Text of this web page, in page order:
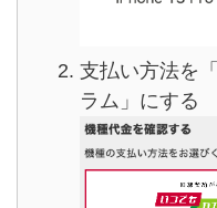
支払い方法を
ラム」にする